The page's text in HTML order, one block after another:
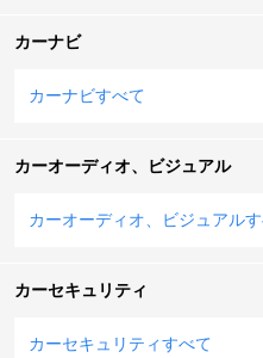
カーナビ
カーナビすべて
カーオーディオ、ビジュアル
カーオーディオ、ビジュアル
カーセキュリティ
カーセキュリティすべて